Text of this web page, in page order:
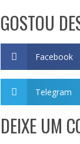
GOSTOU
Facebook
Telegram
DEIXE UM